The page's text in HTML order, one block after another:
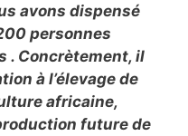
avons dispensé
personnes
. Concrètement, il
à l’élevage de
africaine,
future de